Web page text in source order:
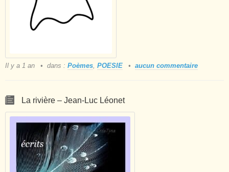
Il y a 1 an dans : Poèmes POESIE aucun commentaire
La rivière – Jean-Luc Léonet